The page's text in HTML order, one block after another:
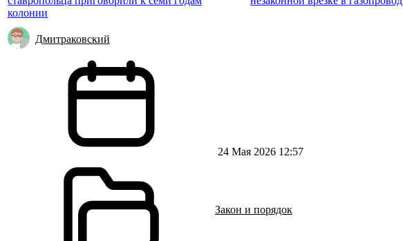
колонии
Дмитраковский
24 Мая 2026 12:57
Закон и порядок